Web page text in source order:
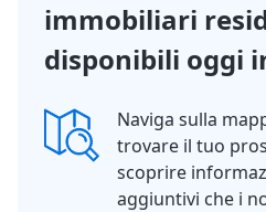
immobiliari
disponibili oggi
Naviga sulla
trovare il tuo
scoprire
aggiuntivi che i